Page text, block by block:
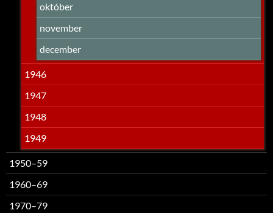
október
november
december
1946
1947
1948
1949
1950–59
1960–69
1970–79